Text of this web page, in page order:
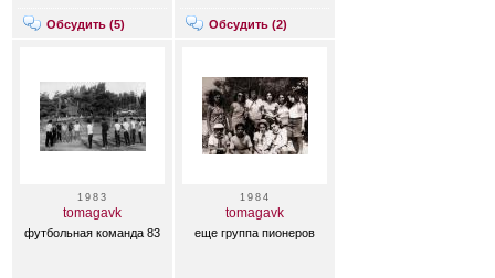
Обсудить (5) Обсудить (2)
1983
tomagavk
футбольная команда 83
1984
tomagavk
еще группа пионеров